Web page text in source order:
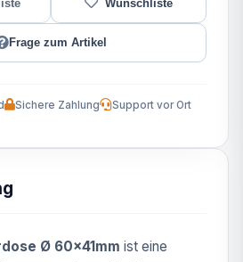
Frage zum Artikel
Sichere Zahlung Support vor Ort
Ø 60x41mm ist eine